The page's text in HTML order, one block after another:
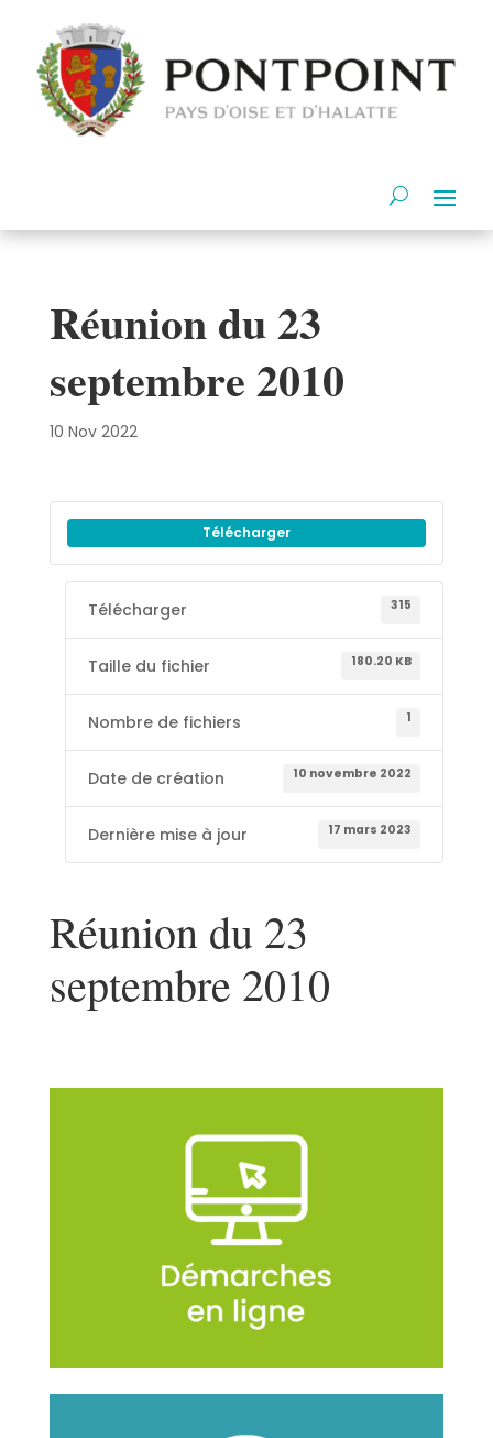
Réunion du 23
septembre 2010
10 Nov 2022
Télécharger
Télécharger 315
Taille du fichier 180.20 KB
Nombre de fichiers 1
Date de création 10 novembre 2022
Dernière mise à jour 17 mars 2023
Réunion du 23
septembre 2010